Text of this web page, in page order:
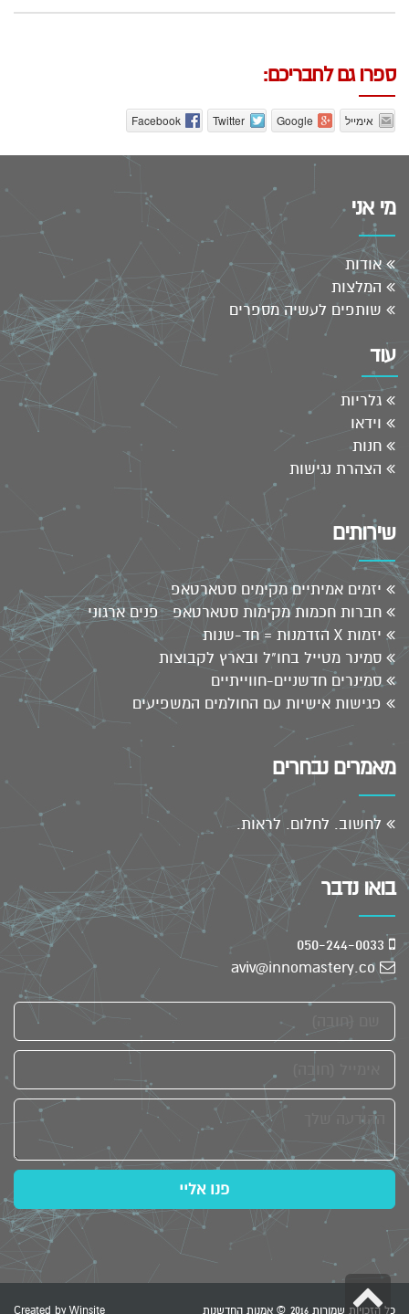
ספרו גם לחבריכם:
אימייל Google
Twitter
Facebook
מי אני
אודות
המלצות
שותפים לעשיה מספרים
עוד
גלריות
וידאו
חנות
הצהרת נגישות
שירותים
יזמים אמיתיים מקימים סטארטאפ
חברות חכמות מקימות סטארטאפ פנים ארגוני
יזמות X הזדמנות = חד-שנות
סמינר מטייל בחו"ל ובארץ לקבוצות
סמינרים חדשניים-חווייתיים
פגישות אישיות עם החולמים המשפיעים
מאמרים נבחרים
לחשוב. לחלום. לראות.
בואו נדבר
שם
אימייל
ההודעה
שלך
פנו אליי
כל הזכויות שמורות 2016 © אמנות החדשנות Created by Winsite
גלילה